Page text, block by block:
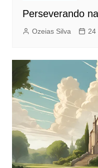
Perseverando
Ozeias Silva 24